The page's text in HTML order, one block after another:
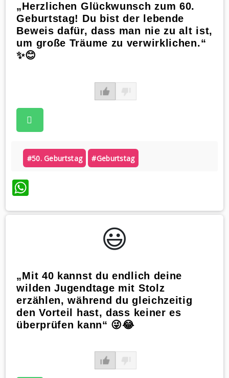
„Herzlichen Glückwunsch zum 60.
Geburtstag! Du bist der lebende
Beweis dafür, dass man nie zu alt ist,
um große Träume zu verwirklichen.“
✨😊
#50. Geburtstag #geburtstag
WhatsApp
😃️
„Mit 40 kannst du endlich deine
wilden Jugendtage mit Stolz
erzählen, während du gleichzeitig
den Vorteil hast, dass keiner es
überprüfen kann“ 😜😂